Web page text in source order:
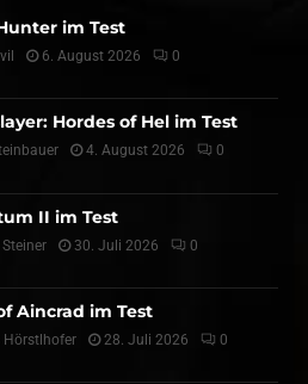
im Test
6. August 2026 0
Hordes of Hel im Test
4. August 2026 0
II im Test
30. Juli 2026 0
Aincrad im Test
Hörstlhofer 28. Juli 2026 0